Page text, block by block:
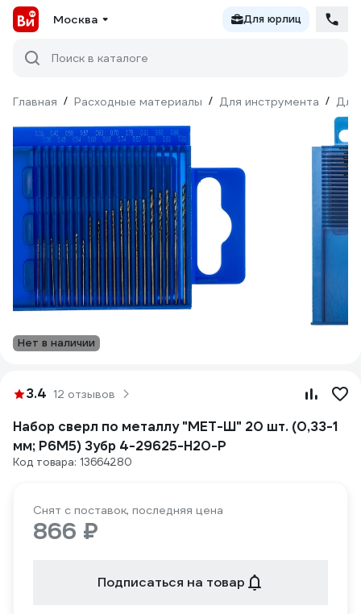
Москва Для юрлиц
Поиск в каталоге
Главная / Расходные материалы / Для инструмента / Для
Нет в наличии
3.4 12 отзывов
Набор сверл по металлу "МЕТ-Ш" 20 шт. (0,33-1
мм; Р6М5) Зубр 4-29625-H20-P
Код товара: 13664280
Снят с поставок, последняя цена
866 ₽
Подписаться на товар